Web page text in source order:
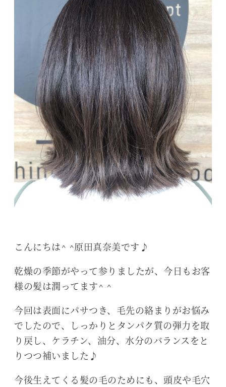
こんにちは^ ^原田真奈美です♪
乾燥の季節がやって参りましたが、今日もお客
様の髪は潤ってます^ ^
今回は表面にパサつき、毛先の絡まりがお悩み
でしたので、しっかりとタンパク質の弾力を取
り戻し、ケラチン、油分、水分のバランスをと
りつつ補いました♪
今後生えてくる髪の毛のためにも、頭皮や毛穴